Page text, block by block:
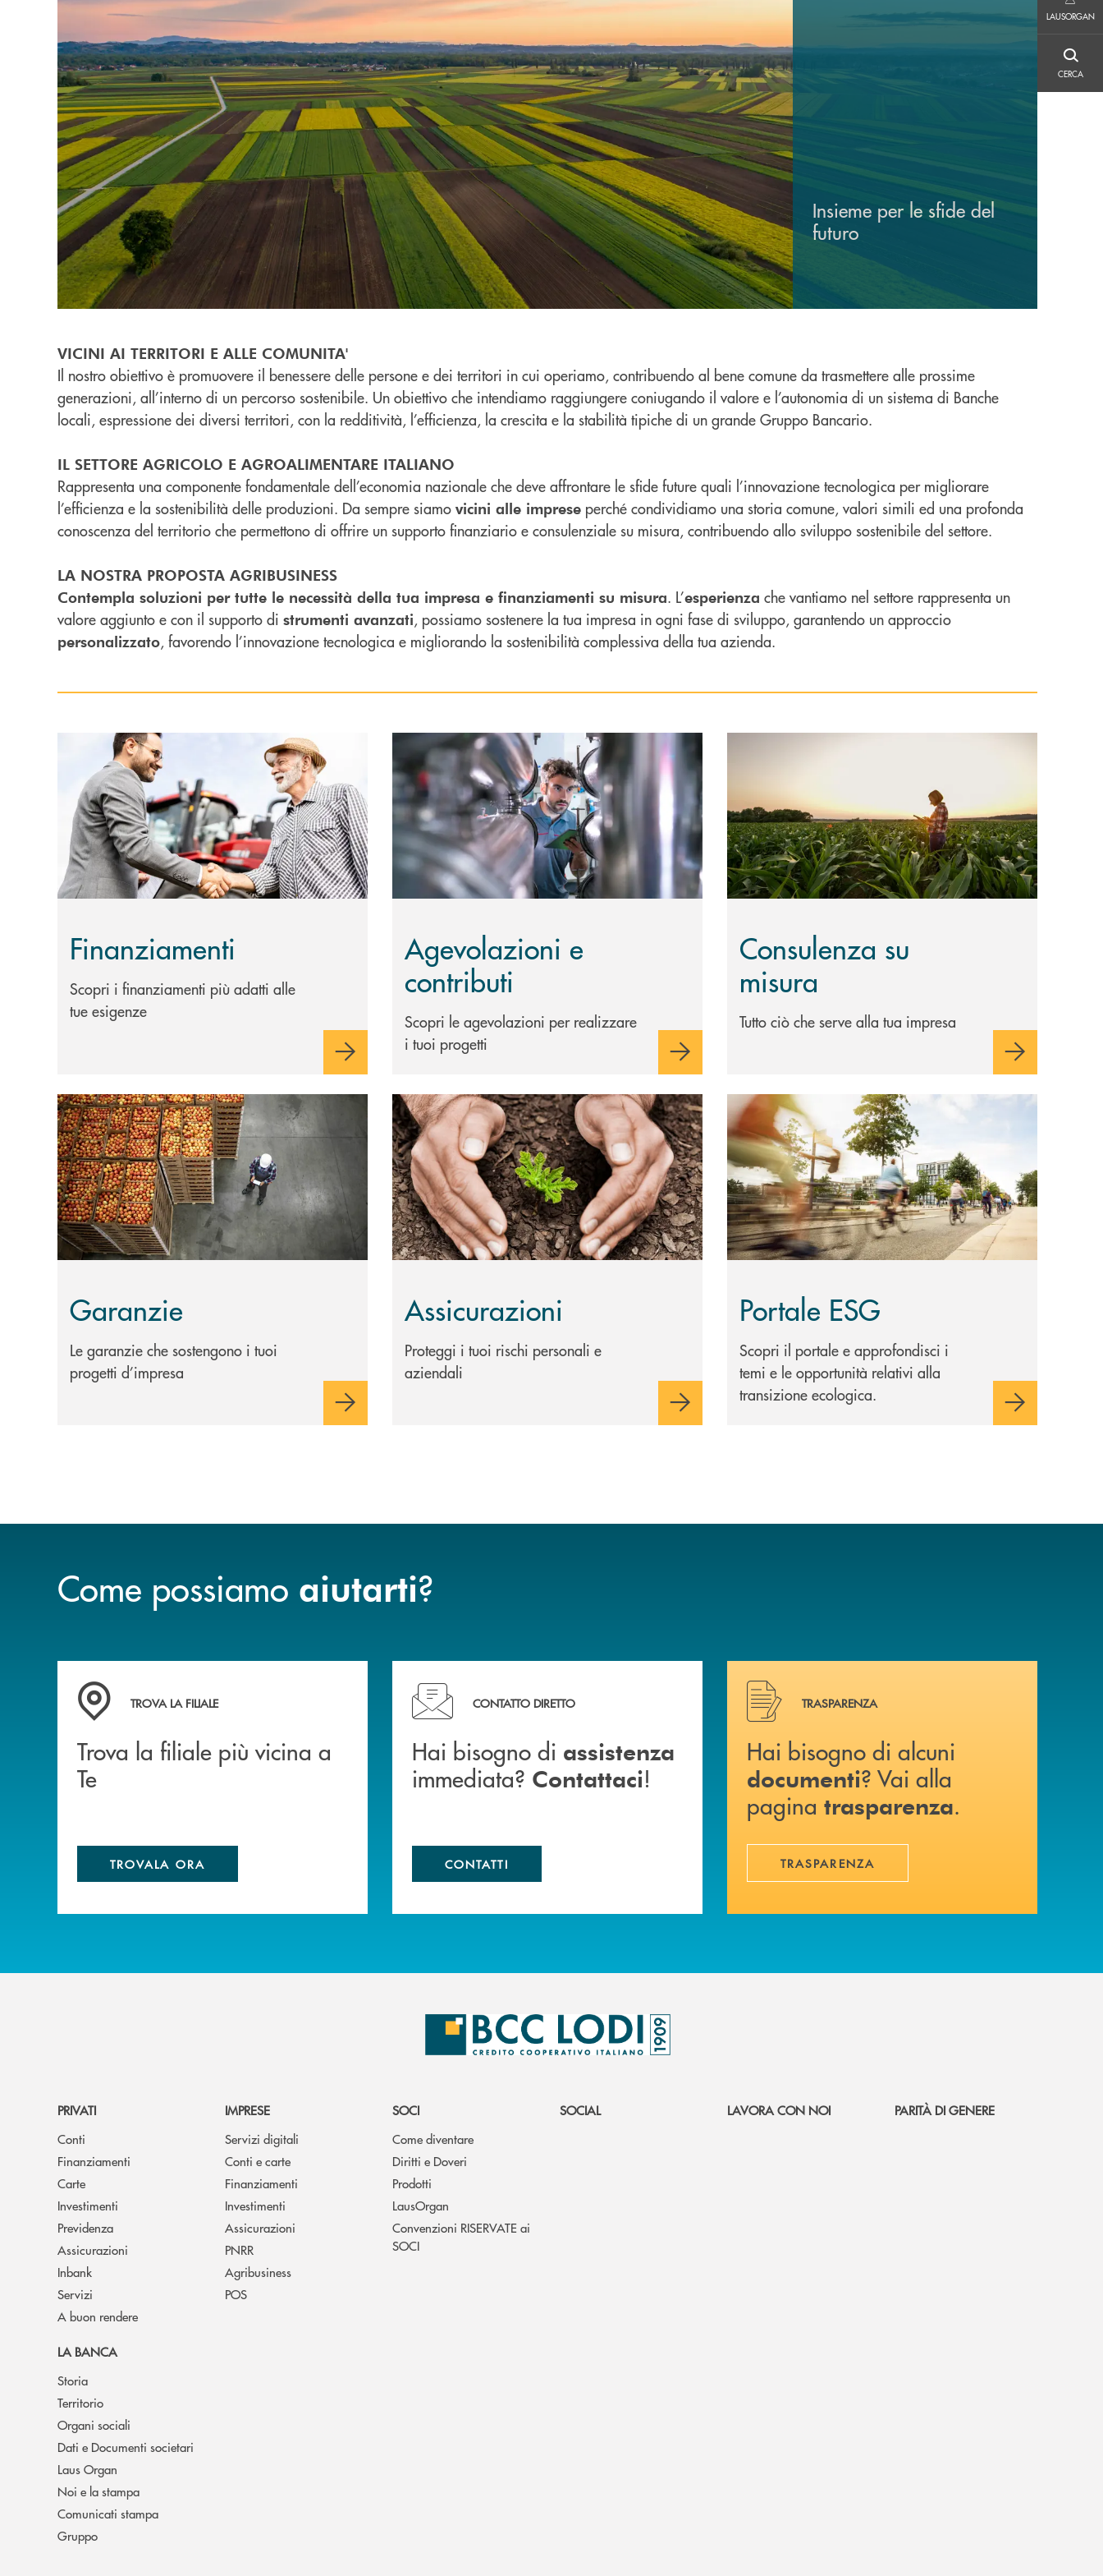
LAUSORGAN
CERCA
Insieme per le sfide del
futuro
VICINI AI TERRITORI E ALLE COMUNITA'
Il nostro obiettivo è promuovere il benessere delle persone e dei territori in cui operiamo, contribuendo al bene comune da trasmettere alle prossime
generazioni, all’interno di un percorso sostenibile. Un obiettivo che intendiamo raggiungere coniugando il valore e l’autonomia di un sistema di Banche
locali, espressione dei diversi territori, con la redditività, l’efficienza, la crescita e la stabilità tipiche di un grande Gruppo Bancario.
IL SETTORE AGRICOLO E AGROALIMENTARE ITALIANO
Rappresenta una componente fondamentale dell’economia nazionale che deve affrontare le sfide future quali l’innovazione tecnologica per migliorare
l’efficienza e la sostenibilità delle produzioni. Da sempre siamo vicini alle imprese perché condividiamo una storia comune, valori simili ed una profonda
conoscenza del territorio che permettono di offrire un supporto finanziario e consulenziale su misura, contribuendo allo sviluppo sostenibile del settore.
LA NOSTRA PROPOSTA AGRIBUSINESS
Contempla soluzioni per tutte le necessità della tua impresa e finanziamenti su misura. L’esperienza che vantiamo nel settore rappresenta un
valore aggiunto e con il supporto di strumenti avanzati, possiamo sostenere la tua impresa in ogni fase di sviluppo, garantendo un approccio
personalizzato, favorendo l’innovazione tecnologica e migliorando la sostenibilità complessiva della tua azienda.
Scopri di più Finanziamenti
Finanziamenti
Scopri i finanziamenti più adatti alle
tue esigenze
Scopri di più Agevolazioni e contributi
Agevolazioni e
contributi
Scopri le agevolazioni per realizzare
i tuoi progetti
Consulenza su
misura
Tutto ciò che serve alla tua impresa
Scopri di più Garanzie
Garanzie
Le garanzie che sostengono i tuoi
progetti d’impresa
Scopri di più Assicurazioni
Assicurazioni
Proteggi i tuoi rischi personali e
aziendali
Scopri di più Portale ESG
Portale ESG
Scopri il portale e approfondisci i
temi e le opportunità relativi alla
transizione ecologica.
Come possiamo aiutarti?
Trova la filiale più vicina a Te
TROVA LA FILIALE
Trova la filiale più vicina a
Te
TROVALA ORA
Hai bisogno di assistenza immediata? Contattaci !
CONTATTO DIRETTO
Hai bisogno di assistenza
immediata? Contattaci!
CONTATTI
Hai bisogno di alcuni documenti ? Vai alla pagina
TRASPARENZA
Hai bisogno di alcuni
documenti? Vai alla
pagina trasparenza.
TRASPARENZA
PRIVATI
Conti
Finanziamenti
Carte
Investimenti
Previdenza
Assicurazioni
Inbank
Servizi
A buon rendere
IMPRESE
Servizi digitali
Conti e carte
Finanziamenti
Investimenti
Assicurazioni
PNRR
Agribusiness
POS
SOCI
Come diventare
Diritti e Doveri
Prodotti
LausOrgan
Convenzioni RISERVATE ai
SOCI
SOCIAL LAVORA CON NOI PARITÀ DI GENERE
LA BANCA
Storia
Territorio
Organi sociali
Dati e Documenti societari
Laus Organ
Noi e la stampa
Comunicati stampa
Gruppo